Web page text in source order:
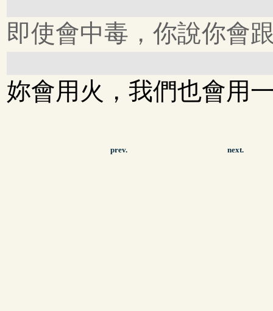
即使會中毒，你說你會
妳會用火，我們也會用
prev. next.